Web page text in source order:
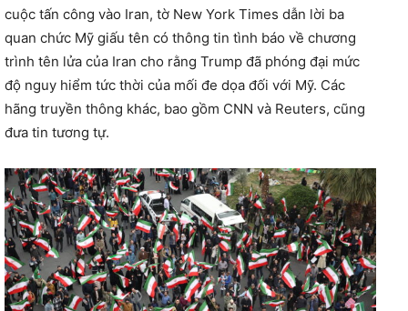
cuộc tấn công vào Iran, tờ New York Times dẫn lời ba
quan chức Mỹ giấu tên có thông tin tình báo về chương
trình tên lửa của Iran cho rằng Trump đã phóng đại mức
độ nguy hiểm tức thời của mối đe dọa đối với Mỹ. Các
hãng truyền thông khác, bao gồm CNN và Reuters, cũng
đưa tin tương tự.